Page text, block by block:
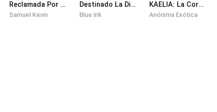
Reclamada Por El Alpha Despiadado
Samuel Kevin
Destinado La Diosa De La Luna (Libro 1)
Blue Ink
KAELIA: La Corona del Destierro
Anónima Exótica